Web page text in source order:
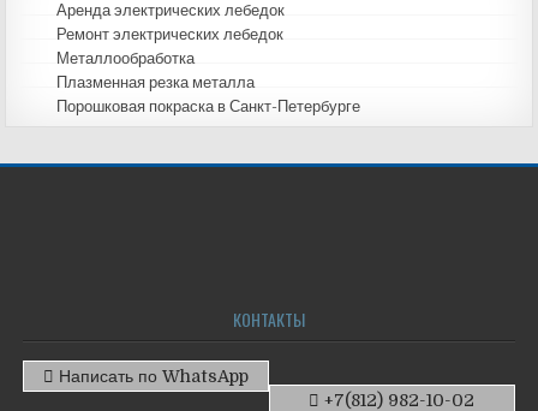
Аренда электрических лебедок
Ремонт электрических лебедок
Металлообработка
Плазменная резка металла
Порошковая покраска в Санкт-Петербурге
КОНТАКТЫ
Написать по WhatsApp
+7(812) 982-10-02